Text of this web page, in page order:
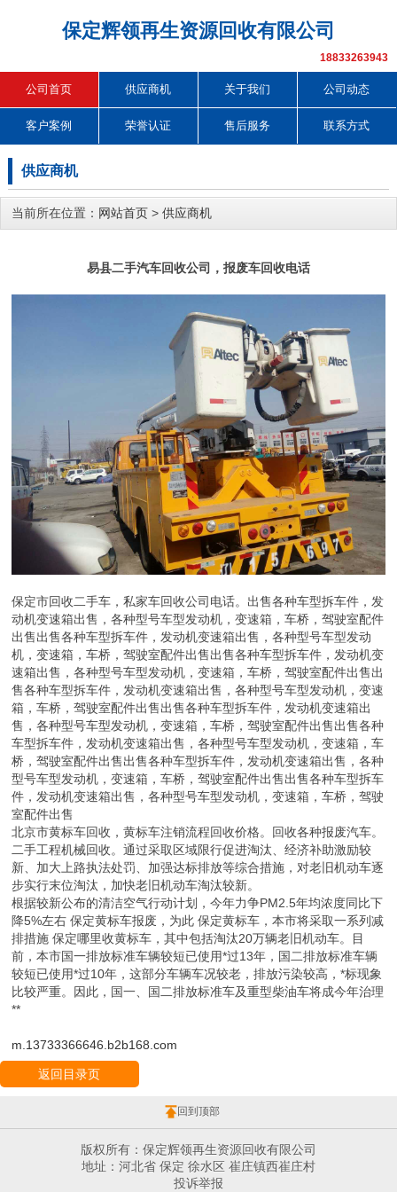
保定辉领再生资源回收有限公司
18833263943
公司首页 供应商机 关于我们 公司动态
客户案例 荣誉认证 售后服务 联系方式
供应商机
当前所在位置： 网站首页 > 供应商机
易县二手汽车回收公司，报废车回收电话
保定市回收二手车，私家车回收公司电话。出售各种车型拆车件，发
动机变速箱出售，各种型号车型发动机，变速箱，车桥，驾驶室配件
出售出售各种车型拆车件，发动机变速箱出售，各种型号车型发动
机，变速箱，车桥，驾驶室配件出售出售各种车型拆车件，发动机变
速箱出售，各种型号车型发动机，变速箱，车桥，驾驶室配件出售出
售各种车型拆车件，发动机变速箱出售，各种型号车型发动机，变速
箱，车桥，驾驶室配件出售出售各种车型拆车件，发动机变速箱出
售，各种型号车型发动机，变速箱，车桥，驾驶室配件出售出售各种
车型拆车件，发动机变速箱出售，各种型号车型发动机，变速箱，车
桥，驾驶室配件出售出售各种车型拆车件，发动机变速箱出售，各种
型号车型发动机，变速箱，车桥，驾驶室配件出售出售各种车型拆车
件，发动机变速箱出售，各种型号车型发动机，变速箱，车桥，驾驶
室配件出售
北京市黄标车回收，黄标车注销流程回收价格。回收各种报废汽车。
二手工程机械回收。通过采取区域限行促进淘汰、经济补助激励较
新、加大上路执法处罚、加强达标排放等综合措施，对老旧机动车逐
步实行末位淘汰，加快老旧机动车淘汰较新。
根据较新公布的清洁空气行动计划，今年力争PM2.5年均浓度同比下
降5%左右 保定黄标车报废，为此 保定黄标车，本市将采取一系列减
排措施 保定哪里收黄标车，其中包括淘汰20万辆老旧机动车。目
前，本市国一排放标准车辆较短已使用*过13年，国二排放标准车辆
较短已使用*过10年，这部分车辆车况较老，排放污染较高，*标现象
比较严重。因此，国一、国二排放标准车及重型柴油车将成今年治理
**
m.13733366646.b2b168.com
返回目录页
回到顶部
版权所有：保定辉领再生资源回收有限公司
地址：河北省 保定 徐水区 崔庄镇西崔庄村
投诉举报